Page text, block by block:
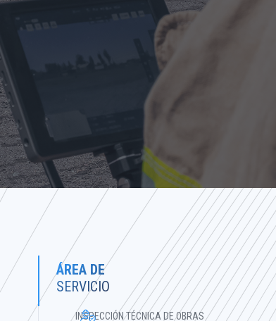
ÁREA DE
SERVICIO
INSPECCIÓN TÉCNICA DE OBRAS